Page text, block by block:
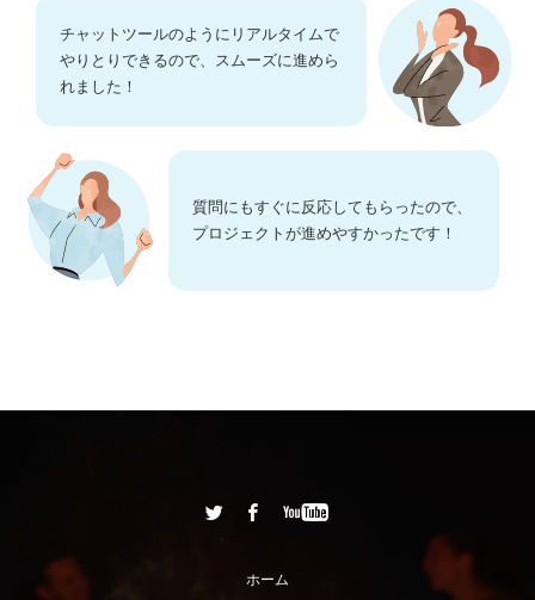
チャットツールのようにリアルタイムで
やりとりできるので、スムーズに進めら
れました！
質問にもすぐに反応してもらったので、
プロジェクトが進めやすかったです！
ホーム